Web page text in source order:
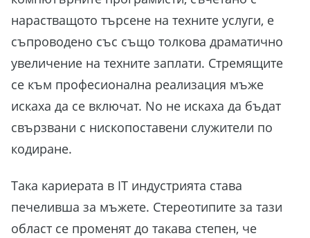
нарастващото търсене на техните услуги, е
съпроводено със също толкова драматично
увеличение на техните заплати. Стремящите
се към професионална реализация мъже
искаха да се включат. Nо не искаха да бъдат
свързвани с нископоставени служители по
кодиране.
Така кариерата в IT индустрията става
печеливша за мъжете. Стереотипите за тази
област се променят до такава степен, че